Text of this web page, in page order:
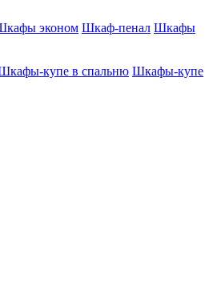
эконом Шкаф-пенал Шкафы
купе в спальню Шкафы-купе